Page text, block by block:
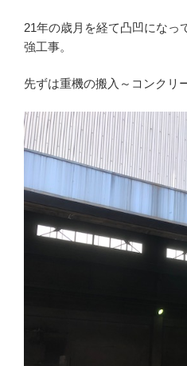
21年の歳月を経て凸凹になっ
強工事。
先ずは重機の搬入～コンクリ